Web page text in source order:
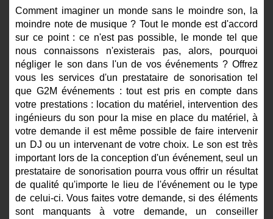
Comment imaginer un monde sans le moindre son, la
moindre note de musique ? Tout le monde est d'accord
sur ce point : ce n'est pas possible, le monde tel que
nous connaissons n'existerais pas, alors, pourquoi
négliger le son dans l'un de vos événements ? Offrez
vous les services d'un prestataire de sonorisation tel
que G2M événements : tout est pris en compte dans
votre prestations : location du matériel, intervention des
ingénieurs du son pour la mise en place du matériel, à
votre demande il est même possible de faire intervenir
un DJ ou un intervenant de votre choix. Le son est très
important lors de la conception d'un événement, seul un
prestataire de sonorisation pourra vous offrir un résultat
de qualité qu'importe le lieu de l'événement ou le type
de celui-ci. Vous faites votre demande, si des éléments
sont manquants à votre demande, un conseiller